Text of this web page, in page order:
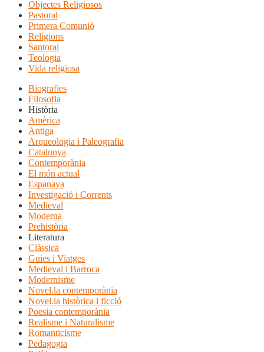
Objectes Religiosos
Pastoral
Primera Comunió
Religions
Santoral
Teologia
Vida religiosa
Biografies
Filosofia
Història
Amèrica
Antiga
Arqueologia i Paleografia
Catalunya
Contemporània
El món actual
Espanaya
Investigació i Corrents
Medieval
Moderna
Prehistòria
Literatura
Clàssica
Guies i Viatges
Medieval i Barroca
Modernisme
Novel.la contemporània
Novel.la històrica i ficció
Poesia contemporània
Realisme i Naturalisme
Romanticisme
Pedagogia